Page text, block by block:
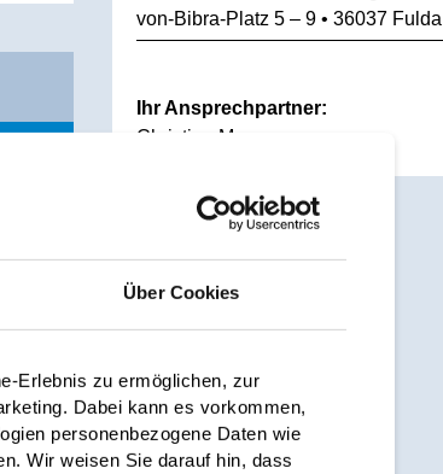
Über Cookies
Erlebnis zu ermöglichen, zur
Dabei kann es vorkommen,
personenbezogene Daten wie
Wir weisen Sie darauf hin, dass
zu
von-Bibra-Platz 5 – 9 • 36037 Fulda
Ihr Ansprechpartner:
Christina Marg